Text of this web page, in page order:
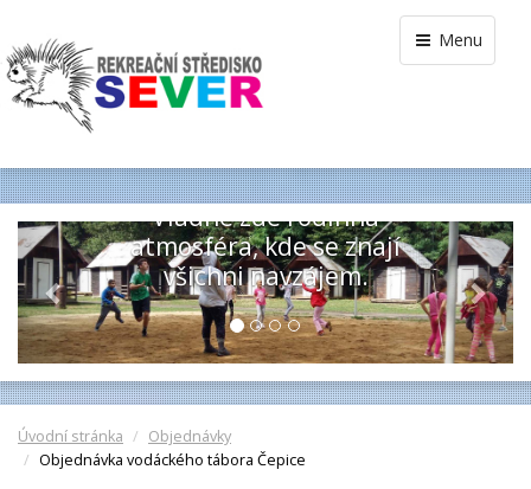
Menu
MŠENO
Vládne zde rodinná
atmosféra, kde se znají
všichni navzájem.
Previous Next
Úvodní stránka
Objednávky
Objednávka vodáckého tábora Čepice